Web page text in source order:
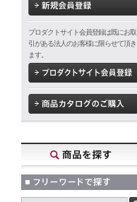
プロダクトサイト会員登録は既にお取
引がある法人のお客様に限らせて頂き
ます。